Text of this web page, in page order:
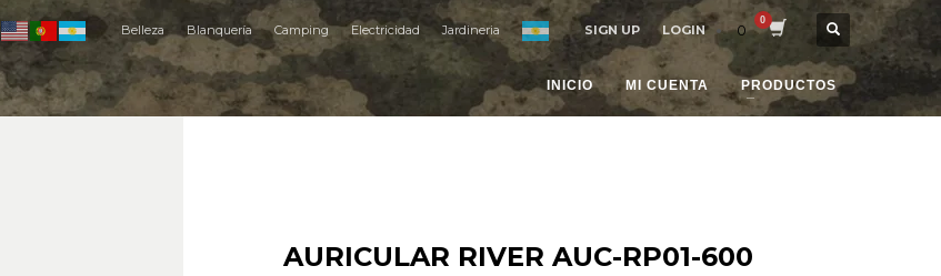
Belleza Blanquería Camping Electricidad Jardineria SIGN UP LOGIN 0
INICIO MI CUENTA PRODUCTOS
AURICULAR RIVER AUC-RP01-600